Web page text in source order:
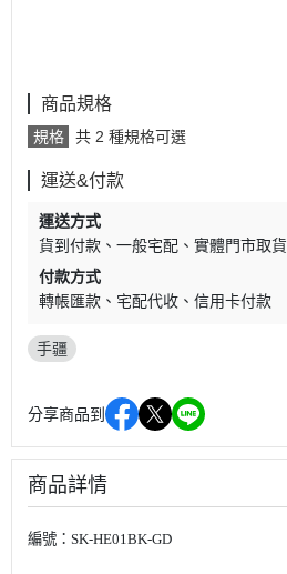
商品規格
規格 共 2 種規格可選
運送&付款
運送方式
貨到付款
一般宅配 實體門市取貨
付款方式
轉帳匯款
宅配代收 信用卡付款
手疆
分享商品到
商品詳情
編號：SK-HE01BK-GD